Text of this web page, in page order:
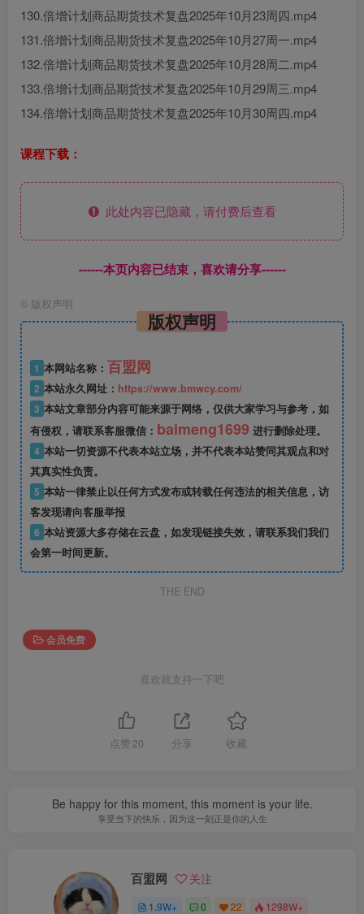
130.倍增计划商品期货技术复盘2025年10月23周四.mp4
131.倍增计划商品期货技术复盘2025年10月27周一.mp4
132.倍增计划商品期货技术复盘2025年10月28周二.mp4
133.倍增计划商品期货技术复盘2025年10月29周三.mp4
134.倍增计划商品期货技术复盘2025年10月30周四.mp4
课程下载：
此处内容已隐藏，请付费后查看
------本页内容已结束，喜欢请分享------
© 版权声明
版权声明
1 本网站名称： 百盟网
2 本站永久网址： https://www.bmwcy.com/
3 本站文章部分内容可能来源于网络，仅供大家学习与参考，如
有侵权，请联系客服微信： baimeng1699 进行删除处理。
4 本站一切资源不代表本站立场，并不代表本站赞同其观点和对
其真实性负责。
5 本站一律禁止以任何方式发布或转载任何违法的相关信息，访
客发现请向客服举报
6 本站资源大多存储在云盘，如发现链接失效，请联系我们我们
会第一时间更新。
THE END
会员免费
喜欢就支持一下吧
点赞 20 分享 收藏
Be happy for this moment, this moment is your life.
享受当下的快乐，因为这一刻正是你的人生
百盟网 关注
1.9W+ 0 22 1298W+